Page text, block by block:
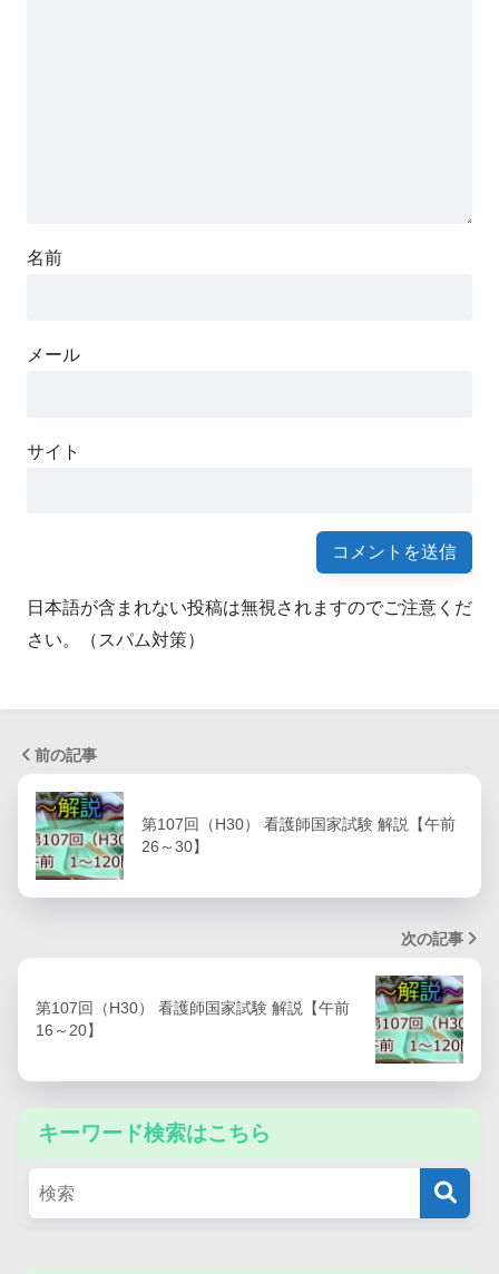
名前
メール
サイト
日本語が含まれない投稿は無視されますのでご注意くだ
さい。（スパム対策）
前の記事
第107回（H30） 看護師国家試験 解説【午前
26～30】
次の記事
第107回（H30） 看護師国家試験 解説【午前
16～20】
キーワード検索はこちら